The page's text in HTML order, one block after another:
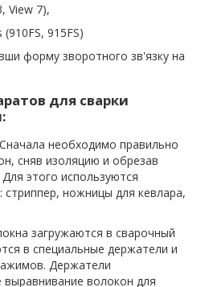
View 7),
915FS)
форму зворотного зв'язку на
для сварки
Сначала необходимо правильно
сняв изоляцию и обрезав
этого используются
ножницы для кевлара,
загружаются в сварочный
в специальные держатели и
Держатели
волокон для